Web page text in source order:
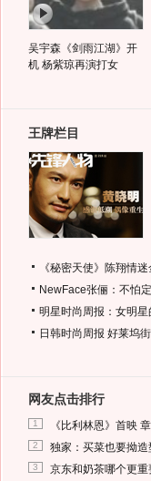
吴宇森《剑雨江湖》开
机 杨紫琼再演打女
王牌栏目
《秘密天使》陈翔情
NewFace张俪：不怕
明星时尚周报：女明
日韩时尚周报 好莱坞
网友点击排行
1 《比利林恩》首映
2 独家：买菜也要拗
3 京东和奶茶哪个更重